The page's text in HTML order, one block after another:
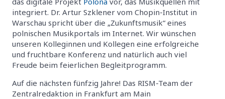
integriert. Dr. Artur Szklener vom Chopin-Institut in
Warschau spricht über die „Zukunftsmusik“ eines
polnischen Musikportals im Internet. Wir wünschen
unseren Kolleginnen und Kollegen eine erfolgreiche
und fruchtbare Konferenz und natürlich auch viel
Freude beim feierlichen Begleitprogramm.
Auf die nächsten fünfzig Jahre! Das RISM-Team der
Zentralredaktion in Frankfurt am Main